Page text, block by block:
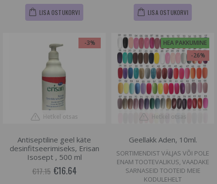
LISA OSTUKORVI LISA OSTUKORVI
-3%
Hetkel otsas
Antiseptiline geel käte
desinfitseerimiseks, Erisan
Isosept , 500 ml
€17.15 €16.64
HEA PAKKUMINE
-26%
Hetkel otsas
Geellakk Aden, 10ml.
SORTIMENDIST VÄLJAS VÕI POLE
ENAM TOOTEVALIKUS, VAADAKE
SARNASEID TOOTEID MEIE
KODULEHELT